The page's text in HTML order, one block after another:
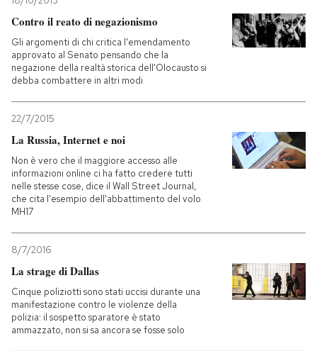
Contro il reato di negazionismo
Gli argomenti di chi critica l'emendamento
approvato al Senato pensando che la
negazione della realtà storica dell'Olocausto si
debba combattere in altri modi
22/7/2015
La Russia, Internet e noi
Non è vero che il maggiore accesso alle
informazioni online ci ha fatto credere tutti
nelle stesse cose, dice il Wall Street Journal,
che cita l'esempio dell'abbattimento del volo
MH17
8/7/2016
La strage di Dallas
Cinque poliziotti sono stati uccisi durante una
manifestazione contro le violenze della
polizia: il sospetto sparatore è stato
ammazzato, non si sa ancora se fosse solo